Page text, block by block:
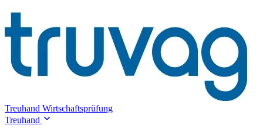
Treuhand Wirtschaftsprüfung
Treuhand